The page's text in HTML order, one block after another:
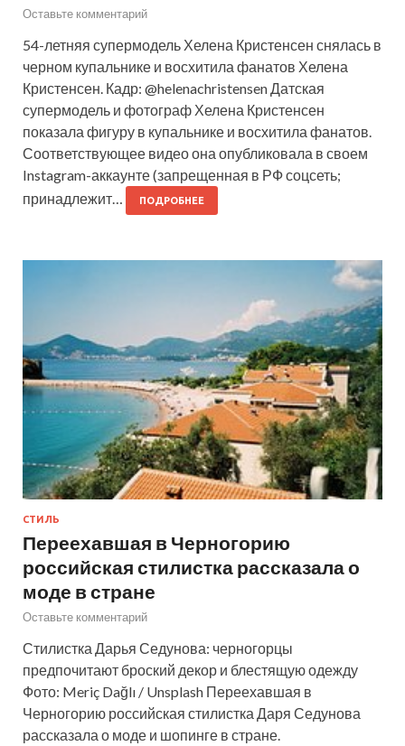
Оставьте комментарий
54-летняя супермодель Хелена Кристенсен снялась в
черном купальнике и восхитила фанатов Хелена
Кристенсен. Кадр: @helenachristensen Датская
супермодель и фотограф Хелена Кристенсен
показала фигуру в купальнике и восхитила фанатов.
Соответствующее видео она опубликовала в своем
Instagram-аккаунте (запрещенная в РФ соцсеть;
принадлежит…
ПОДРОБНЕЕ
СТИЛЬ
Переехавшая в Черногорию
российская стилистка рассказала о
моде в стране
Оставьте комментарий
Стилистка Дарья Седунова: черногорцы
предпочитают броский декор и блестящую одежду
Фото: Meriç Dağlı / Unsplash Переехавшая в
Черногорию российская стилистка Даря Седунова
рассказала о моде и шопинге в стране.